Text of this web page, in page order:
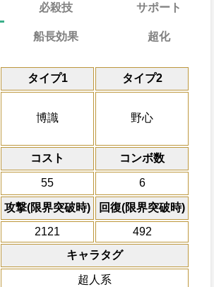
タイプ1 タイプ2
博識 野心
コスト コンボ数
55 6
攻撃(限界突破時)
回復(限界突破時)
2121
492
キャラタグ
超人系
必殺技
通常 21→16ターン
限界突破
通常時
一味にかかっている沈黙状態を5ターン
減、1ターンの間博識と野心タイプキャラ
ェイン係数増加量が最大で＋0.7になり（
Great+0.2、Perfect+0.6になる）、1ター
GOOD→GOODの順に攻撃で以降、1タ
心タイブキャラのタップ成功時の攻撃を
上限突破
サポート
効果
冒険中1回限り、サポート対象キャラが必
イン係数固定効果を発動した時、1ターン
GOOD→GREAT→PERFECTの順に攻撃
倍にする
対象
モンキー・D・ルフィ、シャンクス、ベ
ラッキー・ルウ、ヤソップ、ハウリング
ング・スネイク、ボンク・バンチ、モン
ウ、ゴードン、ライムジュース、ペロー
力
習得する効果
知
属性・博識・野心タイプキャ
+75され、擬音隠し状態を完全に回避
技・知属性の船長が必殺使用時、自
5短縮される（1度の冒険で1回まで
回復無効状態を5ターン回復する
自分は船員効果無効状態を5ターン回
自分のスロット封じ状態を10ターン
船長効果
通常時
冒険開始時一味の必殺ターンを1短縮し、
識・野心タイプキャラの攻撃を5倍、体
同属性・同タイプキャラは[力]
ャラの攻撃が5.75倍になり、一味は擬音
回復、一味の体力に応じて一味が必殺技
追加の効果を発動する（発動後の体力を
50%以下の時、敵全体にかかっている防
5ターン減らし、一味にかかっている攻
ーン回復する（一味の体力が50%より多
発動が可能になり、この効果は最大2回ま
超化
効果
一味の体力を50%減らし、遅延無効・状
状態異常以外の状態異常無効の効果を無
撃を1ターン遅延、博識と野心タイプキ
2.5倍、博識タイプくぉ超博識タイプにタ
発動条件
一味の必殺技を2回発動した時